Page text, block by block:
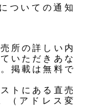
についての通知
所の詳しい内
いただきあな
掲載は無料で
トにある直売
（アドレス変